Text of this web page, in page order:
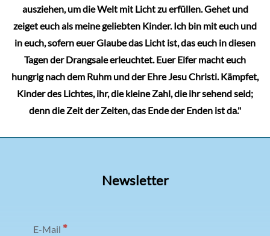
ausziehen, um die Welt mit Licht zu erfüllen. Gehet und
zeiget euch als meine geliebten Kinder. Ich bin mit euch und
in euch, sofern euer Glaube das Licht ist, das euch in diesen
Tagen der Drangsale erleuchtet. Euer Eifer macht euch
hungrig nach dem Ruhm und der Ehre Jesu Christi. Kämpfet,
Kinder des Lichtes, ihr, die kleine Zahl, die ihr sehend seid;
denn die Zeit der Zeiten, das Ende der Enden ist da."
Newsletter
E-Mail *